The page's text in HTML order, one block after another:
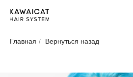
Главная / Вернуться назад